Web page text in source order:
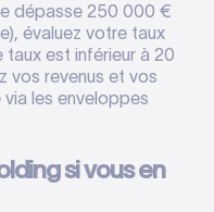
dépasse 250 000 €
évaluez votre taux
est inférieur à 20
vos revenus et vos
les enveloppes
si vous en